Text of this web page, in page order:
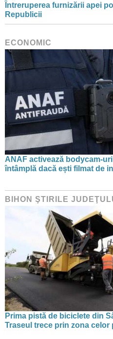
Întreruperea furnizării apei
Republicii
ECONOMIC
ANAF activează bodycam-
întâmplă dacă ești filmat de
BIHON ŞTIRILE
Prima pistă de biciclete din
Traseul trece prin zona celor